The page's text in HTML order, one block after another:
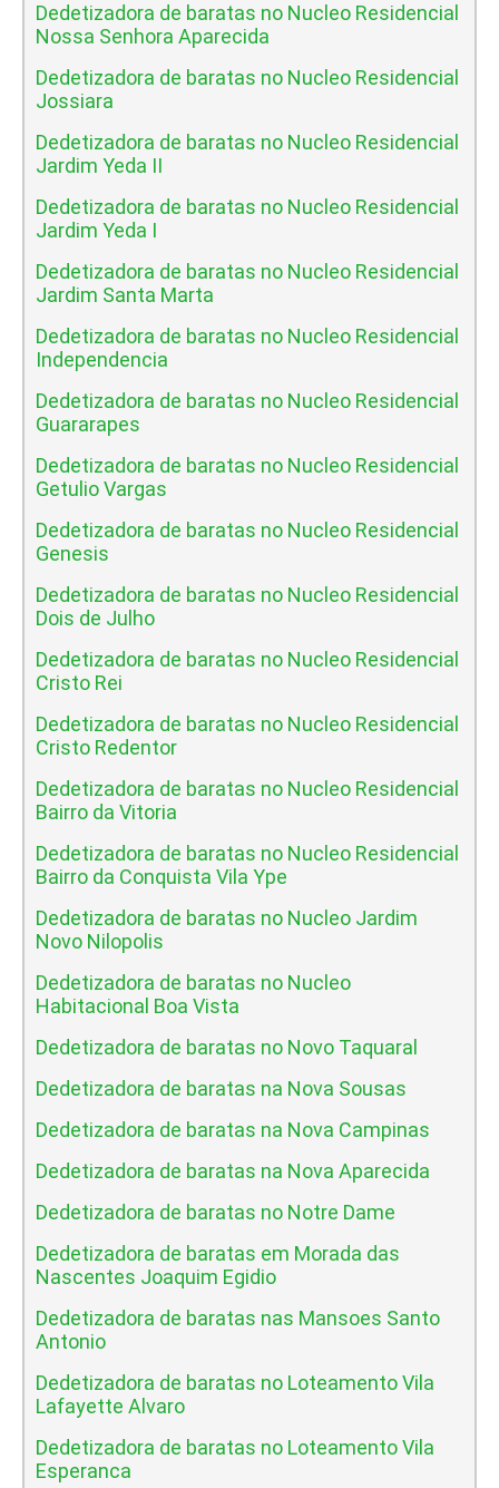
Dedetizadora de baratas no Nucleo Residencial
Nossa Senhora Aparecida
Dedetizadora de baratas no Nucleo Residencial
Jossiara
Dedetizadora de baratas no Nucleo Residencial
Jardim Yeda II
Dedetizadora de baratas no Nucleo Residencial
Jardim Yeda I
Dedetizadora de baratas no Nucleo Residencial
Jardim Santa Marta
Dedetizadora de baratas no Nucleo Residencial
Independencia
Dedetizadora de baratas no Nucleo Residencial
Guararapes
Dedetizadora de baratas no Nucleo Residencial
Getulio Vargas
Dedetizadora de baratas no Nucleo Residencial
Genesis
Dedetizadora de baratas no Nucleo Residencial
Dois de Julho
Dedetizadora de baratas no Nucleo Residencial
Cristo Rei
Dedetizadora de baratas no Nucleo Residencial
Cristo Redentor
Dedetizadora de baratas no Nucleo Residencial
Bairro da Vitoria
Dedetizadora de baratas no Nucleo Residencial
Bairro da Conquista Vila Ype
Dedetizadora de baratas no Nucleo Jardim
Novo Nilopolis
Dedetizadora de baratas no Nucleo
Habitacional Boa Vista
Dedetizadora de baratas no Novo Taquaral
Dedetizadora de baratas na Nova Sousas
Dedetizadora de baratas na Nova Campinas
Dedetizadora de baratas na Nova Aparecida
Dedetizadora de baratas no Notre Dame
Dedetizadora de baratas em Morada das
Nascentes Joaquim Egidio
Dedetizadora de baratas nas Mansoes Santo
Antonio
Dedetizadora de baratas no Loteamento Vila
Lafayette Alvaro
Dedetizadora de baratas no Loteamento Vila
Esperanca